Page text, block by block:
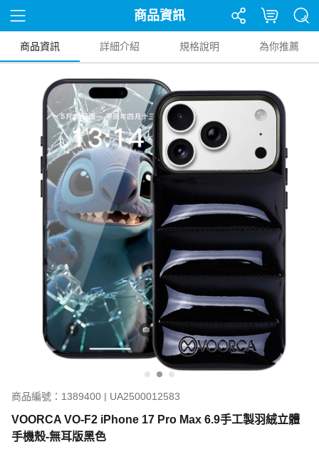
商品資訊
商品資訊 詳細介紹 規格說明 為你推薦
商品編號：1389400 | UA2500012583
VOORCA VO-F2 iPhone 17 Pro Max 6.9手工製羽絨立體
手機殼-無耳版黑色